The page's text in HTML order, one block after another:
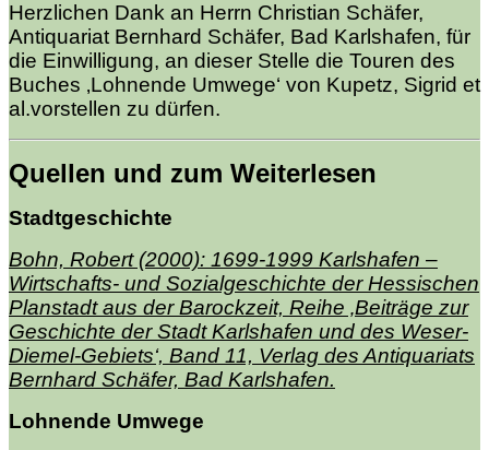
Herzlichen Dank an Herrn Christian Schäfer,
Antiquariat Bernhard Schäfer, Bad Karlshafen, für
die Einwilligung, an dieser Stelle die Touren des
Buches ‚Lohnende Umwege‘ von Kupetz, Sigrid et
al.vorstellen zu dürfen.
Quellen und zum Weiterlesen
Stadtgeschichte
Bohn, Robert (2000): 1699-1999 Karlshafen –
Wirtschafts- und Sozialgeschichte der Hessischen
Planstadt aus der Barockzeit, Reihe ‚Beiträge zur
Geschichte der Stadt Karlshafen und des Weser-
Diemel-Gebiets‘, Band 11, Verlag des Antiquariats
Bernhard Schäfer, Bad Karlshafen.
Lohnende Umwege